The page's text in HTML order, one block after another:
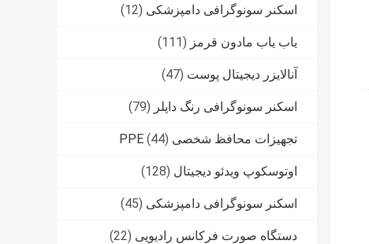
اسکنر سونوگرافی دامپزشکی (12)
یاب یاب مادون قرمز (111)
آنالایزر دیجیتال پوست (47)
اسکنر سونوگرافی رنگ داپلر (79)
تجهیزات محافظ شخصی PPE (44)
اوتوسکوپ ویدئو دیجیتال (128)
اسکنر سونوگرافی دامپزشکی (45)
دستگاه صورت فرکانس رادیویی (22)